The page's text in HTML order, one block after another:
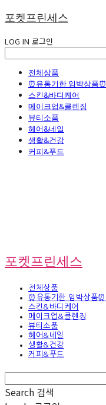
포켓프린세스
LOG IN 로그인
전체상품
⏰유통기한 임박상품⏰
스킨&바디케어
메이크업&클렌징
뷰티소품
헤어&네일
생활&건강
커피&푸드
포켓프린세스
전체상품
⏰유통기한 임박상품⏰
스킨&바디케어
메이크업&클렌징
뷰티소품
헤어&네일
생활&건강
커피&푸드
Search 검색